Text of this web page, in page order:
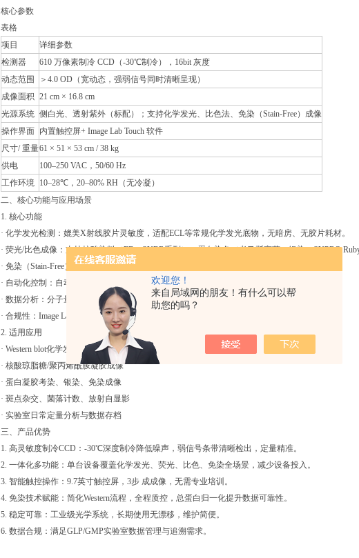
欢迎您！
来自局域网的朋友！有什么可以帮
助您的吗？
核心参数
表格
项目
详细参数
检测器
610 万像素制冷 CCD（-30℃制冷），16bit 灰度
动态范围
＞4.0 OD（宽动态，强弱信号同时清晰呈现）
成像面积 21 cm × 16.8 cm
光源系统 侧白光、透射紫外（标配）；支持化学发光、比色法、免染（Stain-Free）成像
操作界面 内置触控屏+ Image Lab Touch 软件
尺寸/ 重量61 × 51 × 53 cm / 38 kg
供电
100–250 VAC，50/60 Hz
工作环境 10–28℃，20–80% RH（无冷凝）
二、核心功能与应用场景
1. 核心功能
· 化学发光检测：媲美X射线胶片灵敏度，适配ECL等常规化学发光底物，无暗房、无胶片耗材。
· 荧光/比色成像：支持核酸染料（EB、SYBR系列）、蛋白染色（考马斯亮蓝、银染、SYPRO
· 免染（Stain-Free）技术：无需染色，电泳后直接可视化蛋白条带，支持总蛋白归一化定量。
· 自动化控制：自动对焦、自动曝光、自动识别样品托盘，一键生成发表级图像。
· 数据分析：分子量测定、条带定量、信噪比计算、数据导出Excel/TIFF/JPEG。
· 合规性：Image Lab电脑版支持FDA 21 CFR Part 11，满足数据审计追踪要求。
2. 适用应用
· Western blot化学发光/荧光检测
· 核酸琼脂糖/聚丙烯酰胺凝胶成像
· 蛋白凝胶考染、银染、免染成像
· 斑点杂交、菌落计数、放射自显影
· 实验室日常定量分析与数据存档
三、产品优势
1. 高灵敏度制冷CCD：-30℃深度制冷降低噪声，弱信号条带清晰检出，定量精准。
2. 一体化多功能：单台设备覆盖化学发光、荧光、比色、免染全场景，减少设备投入。
3. 智能触控操作：9.7英寸触控屏，3步 成成像，无需专业培训。
4. 免染技术赋能：简化Western流程，全程质控，总蛋白归一化提升数据可靠性。
5. 稳定可靠：工业级光学系统，长期使用无漂移，维护简便。
6. 数据合规：满足GLP/GMP实验室数据管理与追溯需求。